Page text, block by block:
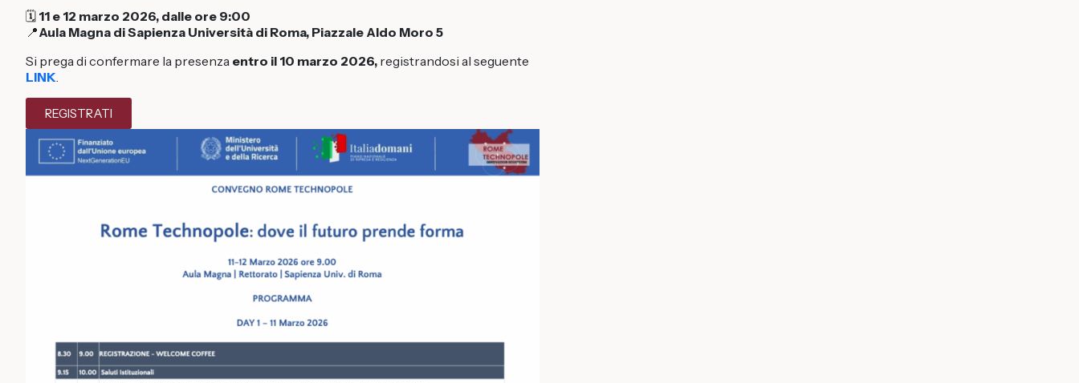
🗓️ 11 e 12 marzo 2026, dalle ore 9:00
📍Aula Magna di Sapienza Università di Roma, Piazzale Aldo Moro 5
Si prega di confermare la presenza entro il 10 marzo 2026, registrandosi al seguente
LINK.
REGISTRATI